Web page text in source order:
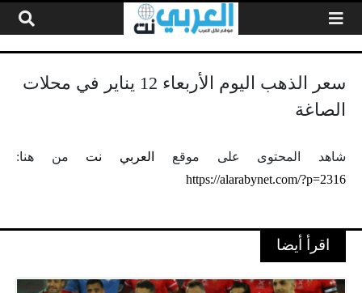
سعر الذهب اليوم الأربعاء 12 يناير في محلات
الصاغة
شاهد المحتوى على موقع العربي نت من هنا:
https://alarabynet.com/?p=2316
اقرأ أيضا